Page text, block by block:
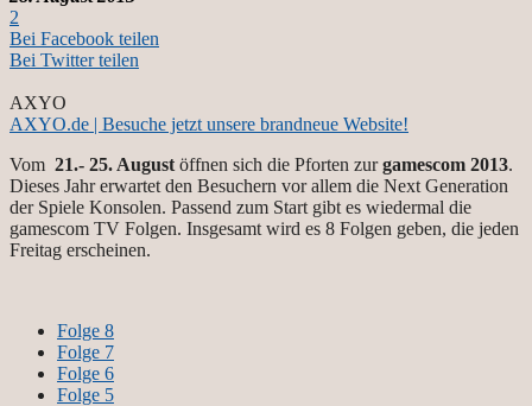
2
Bei Facebook teilen
Bei Twitter teilen
AXYO
AXYO.de | Besuche jetzt unsere brandneue Website!
Vom 21.- 25. August öffnen sich die Pforten zurgamescom 2013.
Dieses Jahr erwartet den Besuchern vor allem die Next Generation
der Spiele Konsolen. Passend zum Start gibt es wiedermal die
gamescom TV Folgen. Insgesamt wird es 8 Folgen geben, die jeden
Freitag erscheinen.
Folge 8
Folge 7
Folge 6
Folge 5